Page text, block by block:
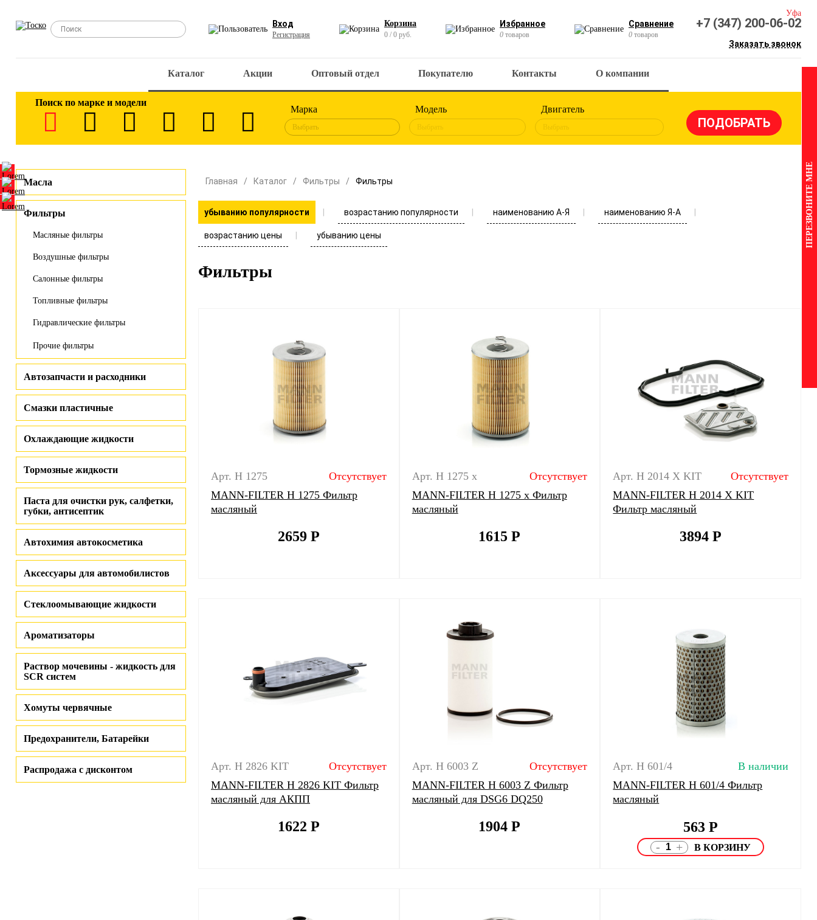
Вход
Регистрация
Корзина
0 / 0 руб.
Избранное
0 товаров
Сравнение
0 товаров
Уфа
+7 (347) 200-06-02
Заказать звонок
Каталог Акции Оптовый отдел Покупателю Контакты О компании
Поиск по марке и модели
Марка
Выбрать
Модель
Выбрать
Двигатель
Выбрать
Масла
Фильтры
Масляные фильтры
Воздушные фильтры
Салонные фильтры
Топливные фильтры
Гидравлические фильтры
Прочие фильтры
Автозапчасти и расходники
Смазки пластичные
Охлаждающие жидкости
Тормозные жидкости
Паста для очистки рук, салфетки,
губки, антисептик
Автохимия автокосметика
Аксессуары для автомобилистов
Стеклоомывающие жидкости
Ароматизаторы
Раствор мочевины - жидкость для
SCR систем
Хомуты червячные
Предохранители, Батарейки
Распродажа с дисконтом
Главная Каталог Фильтры Фильтры
убыванию популярности возрастанию популярности наименованию А-Я наименованию Я-А
возрастанию цены убыванию цены
Фильтры
Арт. H 1275
Отсутствует
MANN-FILTER H 1275 Фильтр
масляный
2659 Р
Арт. H 1275 x
Отсутствует
MANN-FILTER H 1275 x Фильтр
масляный
1615Р
Арт. H 2014 X KIT
Отсутствует
MANN-FILTER H 2014 X KIT
Фильтр масляный
3894Р
Арт. H 2826 KIT
Отсутствует
MANN-FILTER H 2826 KIT Фильтр
масляный для АКПП
1622 Р
Арт. H 6003 Z
Отсутствует
MANN-FILTER H 6003 Z Фильтр
масляный для DSG6 DQ250
1904Р
Арт. H 601/4
В наличии
MANN-FILTER H 601/4 Фильтр
масляный
563Р
- +
ПЕРЕЗВОНИТЕ МНЕ